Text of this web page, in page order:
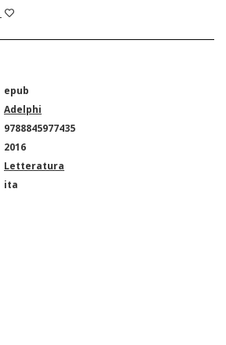
epub
Adelphi
9788845977435
2016
Letteratura
ita